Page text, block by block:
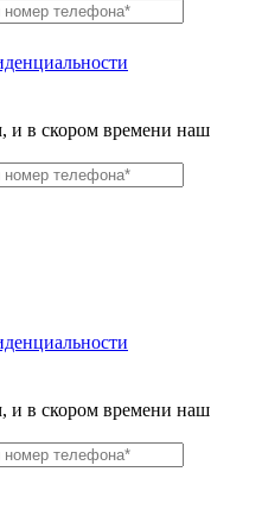
и в скором времени наш
и в скором времени наш